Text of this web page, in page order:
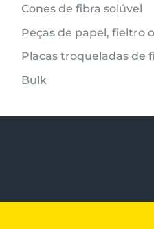
Cones de fibra solúvel
Peças de papel, fieltro
Placas troqueladas de
Bulk